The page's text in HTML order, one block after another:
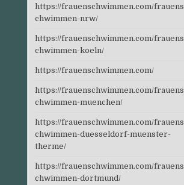
https://frauenschwimmen.com/frauens
chwimmen-nrw/
https://frauenschwimmen.com/frauens
chwimmen-koeln/
https://frauenschwimmen.com/
https://frauenschwimmen.com/frauens
chwimmen-muenchen/
https://frauenschwimmen.com/frauens
chwimmen-duesseldorf-muenster-
therme/
https://frauenschwimmen.com/frauens
chwimmen-dortmund/